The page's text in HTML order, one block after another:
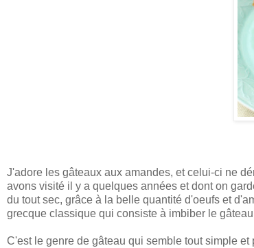
J'adore les gâteaux aux amandes, et celui-ci ne
avons visité il y a quelques années et dont on
du tout sec, grâce à la belle quantité d'oeufs et
grecque classique qui consiste à imbiber le
C'est le genre de gâteau qui semble tout simple